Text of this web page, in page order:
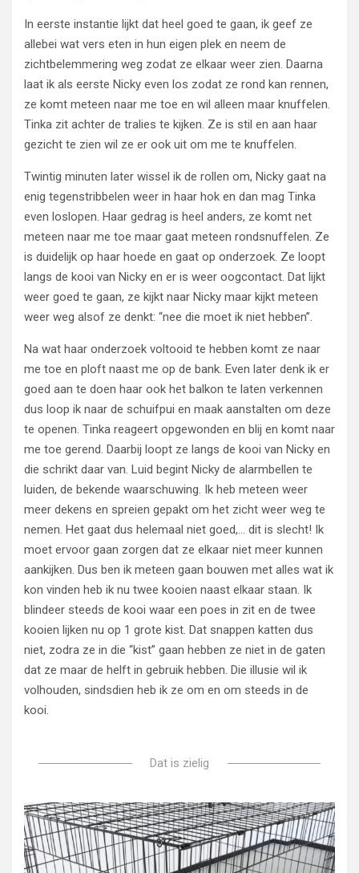
In eerste instantie lijkt dat heel goed te gaan, ik geef ze
allebei wat vers eten in hun eigen plek en neem de
zichtbelemmering weg zodat ze elkaar weer zien. Daarna
laat ik als eerste Nicky even los zodat ze rond kan rennen,
ze komt meteen naar me toe en wil alleen maar knuffelen.
Tinka zit achter de tralies te kijken. Ze is stil en aan haar
gezicht te zien wil ze er ook uit om me te knuffelen.
Twintig minuten later wissel ik de rollen om, Nicky gaat na
enig tegenstribbelen weer in haar hok en dan mag Tinka
even loslopen. Haar gedrag is heel anders, ze komt net
meteen naar me toe maar gaat meteen rondsnuffelen. Ze
is duidelijk op haar hoede en gaat op onderzoek. Ze loopt
langs de kooi van Nicky en er is weer oogcontact. Dat lijkt
weer goed te gaan, ze kijkt naar Nicky maar kijkt meteen
weer weg alsof ze denkt: “nee die moet ik niet hebben”.
Na wat haar onderzoek voltooid te hebben komt ze naar
me toe en ploft naast me op de bank. Even later denk ik er
goed aan te doen haar ook het balkon te laten verkennen
dus loop ik naar de schuifpui en maak aanstalten om deze
te openen. Tinka reageert opgewonden en blij en komt naar
me toe gerend. Daarbij loopt ze langs de kooi van Nicky en
die schrikt daar van. Luid begint Nicky de alarmbellen te
luiden, de bekende waarschuwing. Ik heb meteen weer
meer dekens en spreien gepakt om het zicht weer weg te
nemen. Het gaat dus helemaal niet goed,… dit is slecht! Ik
moet ervoor gaan zorgen dat ze elkaar niet meer kunnen
aankijken. Dus ben ik meteen gaan bouwen met alles wat ik
kon vinden heb ik nu twee kooien naast elkaar staan. Ik
blindeer steeds de kooi waar een poes in zit en de twee
kooien lijken nu op 1 grote kist. Dat snappen katten dus
niet, zodra ze in die “kist” gaan hebben ze niet in de gaten
dat ze maar de helft in gebruik hebben. Die illusie wil ik
volhouden, sindsdien heb ik ze om en om steeds in de
kooi.
Dat is zielig